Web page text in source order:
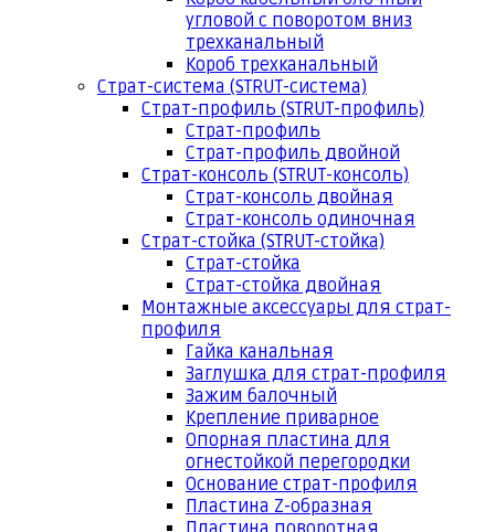
угловой с поворотом вниз
трехканальный
Короб трехканальный
Страт-система (STRUT-система)
Страт-профиль (STRUT-профиль)
Страт-профиль
Страт-профиль двойной
Страт-консоль (STRUT-консоль)
Страт-консоль двойная
Страт-консоль одиночная
Страт-стойка (STRUT-стойка)
Страт-стойка
Страт-стойка двойная
Монтажные аксессуары для страт-
профиля
Гайка канальная
Заглушка для страт-профиля
Зажим балочный
Крепление приварное
Опорная пластина для
огнестойкой перегородки
Основание страт-профиля
Пластина Z-образная